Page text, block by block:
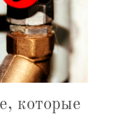
которые